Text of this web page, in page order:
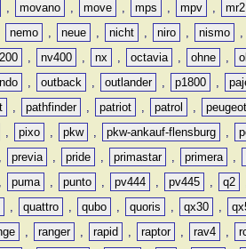
, movano , move , mps , mpv , mr2
nemo , neue , nicht , niro , nismo ,
, nv400 , nx , octavia , ohne ,
, outback , outlander , p1800 ,
, pathfinder , patriot , patrol , peugeot
, pixo , pkw , pkw-ankauf-flensburg ,
, previa , pride , primastar , primera ,
, puma , punto , pv444 , pv445 , q2
, quattro , qubo , quoris , qx30 ,
, ranger , rapid , raptor , rav4 ,